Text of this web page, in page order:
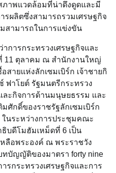
ภาพแวดล้อมที่น่าดึงดูดและมี
ผลิตซึ่งสามารถรวมเศรษฐกิจ
สามารถในการแข่งขัน
การกระทรวงเศรษฐกิจและ
11 ตุลาคม ณ สำนักงานใหญ่
สายแห่งลักเซมเบิร์ก เจ้าชายกิ
ฟาโยต์ รัฐมนตรีกระทรวง
ะกิจการด้านมนุษยธรรม และ
ศักดิ์ของราชรัฐลักเซมเบิร์ก
ในระหว่างการประชุมคณะ
บดีโมฮัมเหม็ดที่ 6 เป็น
ลือพระองค์ ณ พระราชวัง
ทบัญญัติของมาตรา forty nine
กระทรวงเศรษฐกิจและการ